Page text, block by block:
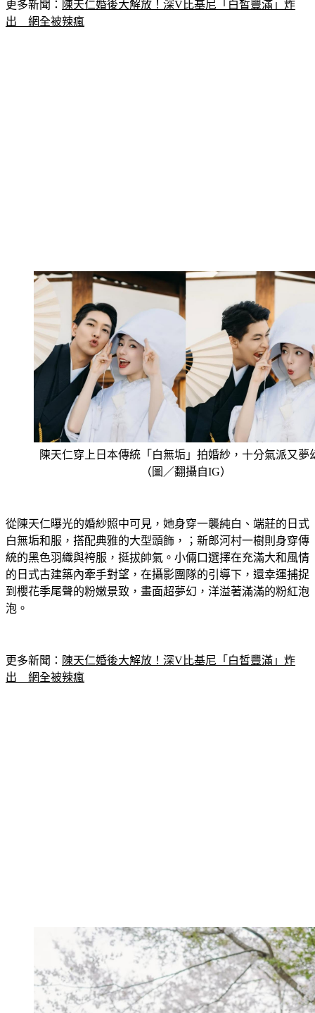
更多新聞：陳天仁婚後大解放！深V比基尼「白皙豐滿」炸
陳天仁穿上日本傳統「白無垢」拍婚紗，十分氣派又夢
從陳天仁曝光的婚紗照中可見，她身穿一襲純白、端莊的日式
白無垢和服，搭配典雅的大型頭飾，；新郎河村一樹則身穿傳
統的黑色羽織與袴服，挺拔帥氣。小倆口選擇在充滿大和風情
的日式古建築內牽手對望，在攝影團隊的引導下，還幸運捕捉
到櫻花季尾聲的粉嫩景致，畫面超夢幻，洋溢著滿滿的粉紅泡
更多新聞：陳天仁婚後大解放！深V比基尼「白皙豐滿」炸